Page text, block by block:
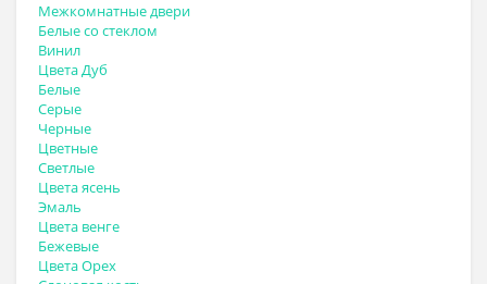
Межкомнатные двери
Белые со стеклом
Винил
Цвета Дуб
Белые
Серые
Черные
Цветные
Светлые
Цвета ясень
Эмаль
Цвета венге
Бежевые
Цвета Орех